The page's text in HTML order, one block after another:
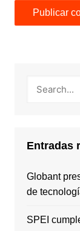
Entradas
Globant
de
SPEI